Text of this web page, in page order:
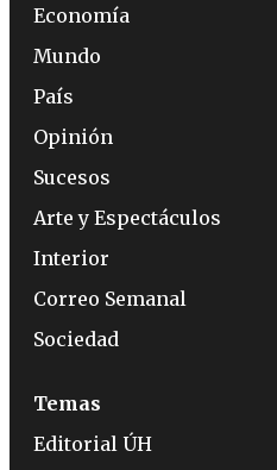
Economía
Mundo
País
Opinión
Sucesos
Arte y Espectáculos
Interior
Correo Semanal
Sociedad
Temas
Editorial ÚH